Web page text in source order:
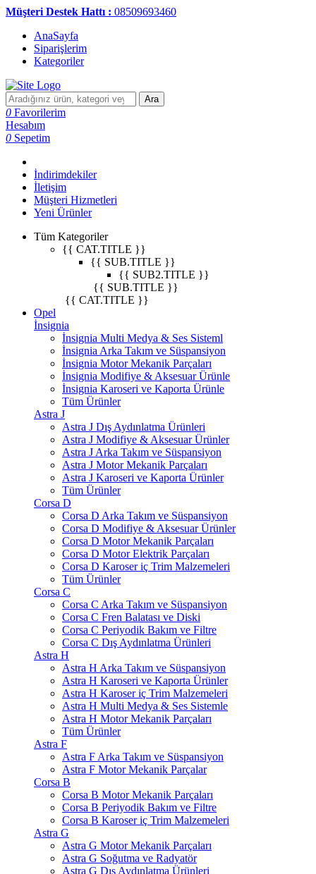
Müşteri Destek Hattı : 08509693460
AnaSayfa
Siparişlerim
Kategoriler
Ara
0 Favorilerim
Hesabım
0 Sepetim
İndirimdekiler
İletişim
Müşteri Hizmetleri
Yeni Ürünler
Tüm Kategoriler
{{ CAT.TITLE }}
{{ SUB.TITLE }}
{{ SUB2.TITLE }}
{{ SUB.TITLE }}
{{ CAT.TITLE }}
Opel
İnsignia
İnsignia Multi Medya & Ses Sisteml
İnsignia Arka Takım ve Süspansiyon
İnsignia Motor Mekanik Parçaları
İnsignia Modifiye & Aksesuar Ürünle
İnsignia Karoseri ve Kaporta Ürünle
Tüm Ürünler
Astra J
Astra J Dış Aydınlatma Ürünleri
Astra J Modifiye & Aksesuar Ürünler
Astra J Arka Takım ve Süspansiyon
Astra J Motor Mekanik Parçaları
Astra J Karoseri ve Kaporta Ürünler
Tüm Ürünler
Corsa D
Corsa D Arka Takım ve Süspansiyon
Corsa D Modifiye & Aksesuar Ürünler
Corsa D Motor Mekanik Parçaları
Corsa D Motor Elektrik Parçaları
Corsa D Karoser iç Trim Malzemeleri
Tüm Ürünler
Corsa C
Corsa C Arka Takım ve Süspansiyon
Corsa C Fren Balatası ve Diski
Corsa C Periyodik Bakım ve Filtre
Corsa C Dış Aydınlatma Ürünleri
Astra H
Astra H Arka Takım ve Süspansiyon
Astra H Karoseri ve Kaporta Ürünler
Astra H Karoser iç Trim Malzemeleri
Astra H Multi Medya & Ses Sistemle
Astra H Motor Mekanik Parçaları
Tüm Ürünler
Astra F
Astra F Arka Takım ve Süspansiyon
Astra F Motor Mekanik Parçalar
Corsa B
Corsa B Motor Mekanik Parçaları
Corsa B Periyodik Bakım ve Filtre
Corsa B Karoser iç Trim Malzemeleri
Astra G
Astra G Motor Mekanik Parçaları
Astra G Soğutma ve Radyatör
Astra G Dış Aydınlatma Ürünleri